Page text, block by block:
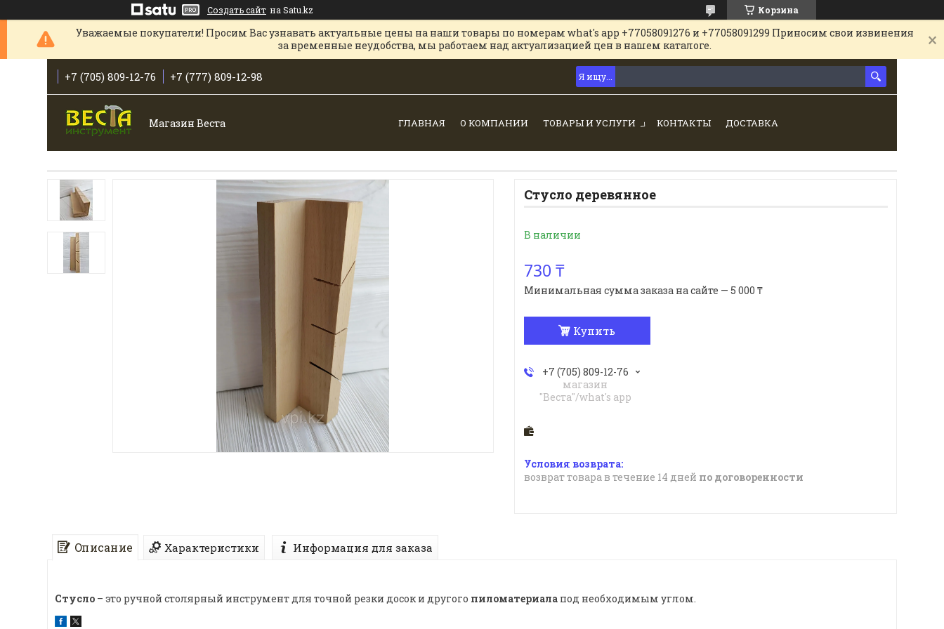
Создать сайт на Satu.kz Корзина
Уважаемые покупатели! Просим Вас узнавать актуальные цены на наши товары по номерам what's app +77058091276 и +77058091299 Приносим свои извинения
за временные неудобства, мы работаем над актуализацией цен в нашем каталоге.
+7 (705) 809-12-76 +7 (777) 809-12-98
Магазин Веста ГЛАВНАЯ О КОМПАНИИ ТОВАРЫ И УСЛУГИ КОНТАКТЫ ДОСТАВКА
Стусло деревянное
В наличии
730 ₸
Минимальная сумма заказа на сайте — 5 000 ₸
Купить
+7 (705) 809-12-76
магазин
"Веста"/what's app
возврат товара в течение 14 дней по договоренности
Описание Характеристики Информация для заказа
Стусло – это ручной столярный инструмент для точной резки досок и другого пиломатериала под необходимым углом.